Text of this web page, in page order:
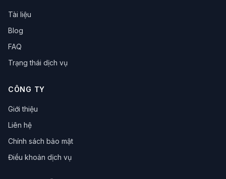
Tài liệu
Blog
FAQ
Trạng thái dịch vụ
CÔNG TY
Giới thiệu
Liên hệ
Chính sách bảo mật
Điều khoản dịch vụ